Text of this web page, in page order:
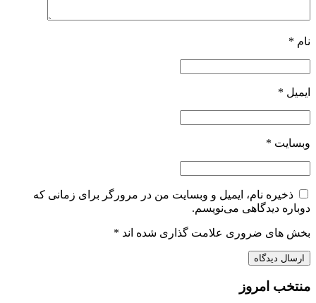
نام *
ایمیل *
وبسایت *
ذخیره نام، ایمیل و وبسایت من در مرورگر برای زمانی که
دوباره دیدگاهی می‌نویسم.
بخش های ضروری علامت گذاری شده اند *
منتخب امروز